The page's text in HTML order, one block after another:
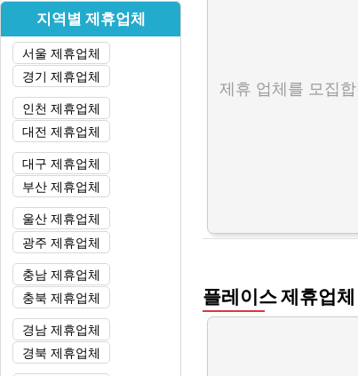
제휴 업체를 모집
플레이스 제휴업체
지역별 제휴업체
서울 제휴업체
경기 제휴업체
인천 제휴업체
대전 제휴업체
대구 제휴업체
부산 제휴업체
울산 제휴업체
광주 제휴업체
충남 제휴업체
충북 제휴업체
경남 제휴업체
경북 제휴업체